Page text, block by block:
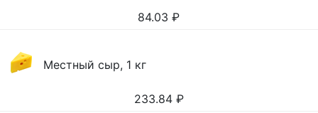
84.03 ₽
Местный сыр, 1 кг
233.84 ₽